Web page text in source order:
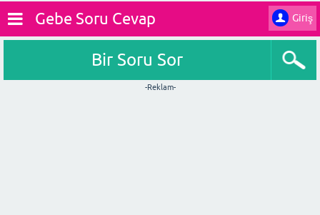
Giriş
Gebe Soru Cevap
Bir Soru Sor
-Reklam-